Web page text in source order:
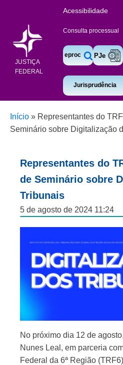
JUSTIÇA
FEDERAL
Acessibilidade
Consulta processual
eproc PJe
Jurisprudência
Início » Representantes do
Seminário sobre Digitalização
Representantes do
de Seminário sobre
Tribunais
5 de agosto de 2024 11:24
No próximo dia 12 de
Nunes Leal, em parceria
Federal da 6ª Região